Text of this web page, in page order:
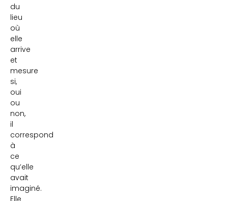
du
lieu
où
elle
arrive
et
mesure
si,
oui
ou
non,
il
correspond
à
ce
qu’elle
avait
imaginé.
Elle